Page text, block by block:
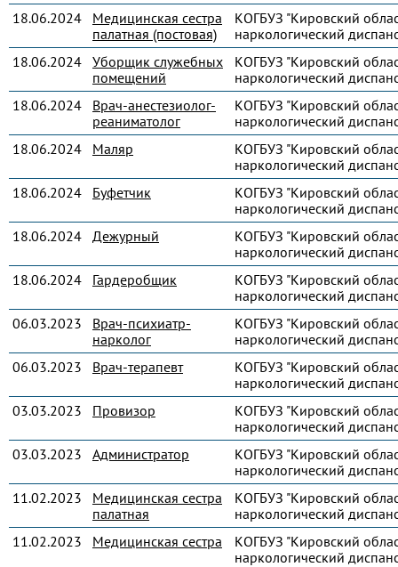
18.06.2024
Медицинская сестра
палатная (постовая)
КОГБУЗ "Кировский
наркологический
18.06.2024 Уборщик служебных
помещений
КОГБУЗ "Кировский
наркологический
18.06.2024
Врач-анестезиолог-
реаниматолог
КОГБУЗ "Кировский
наркологический
18.06.2024
Маляр
КОГБУЗ "Кировский
наркологический
18.06.2024
Буфетчик
КОГБУЗ "Кировский
наркологический
18.06.2024 Дежурный
КОГБУЗ "Кировский
наркологический
18.06.2024
Гардеробщик
КОГБУЗ "Кировский
наркологический
06.03.2023
Врач-психиатр-
нарколог
КОГБУЗ "Кировский
наркологический
06.03.2023
Врач-терапевт
КОГБУЗ "Кировский
наркологический
03.03.2023
Провизор
КОГБУЗ "Кировский
наркологический
03.03.2023
Администратор
КОГБУЗ "Кировский
наркологический
11.02.2023
Медицинская сестра
палатная
КОГБУЗ "Кировский
наркологический
11.02.2023
Медицинская сестра
КОГБУЗ "Кировский
наркологический